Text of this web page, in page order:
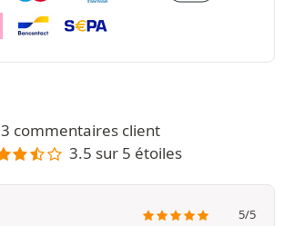
3 commentaires client
3.5 sur 5 étoiles
5/5